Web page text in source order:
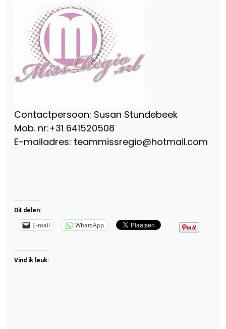
Contactpersoon: Susan Stundebeek
Mob. nr:+31 641520508
E-mailadres: teammissregio@hotmail.com
Dit delen:
E-mail WhatsApp
Vind ik leuk: